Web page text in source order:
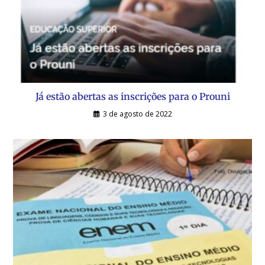
Já estão abertas as inscrições para o Prouni
3 de agosto de 2022